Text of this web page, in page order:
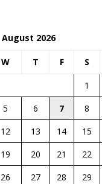
August 2026
W T F S
1
5 6 7 8
12 13 14 15
19 20 21 22
26 27 28 29